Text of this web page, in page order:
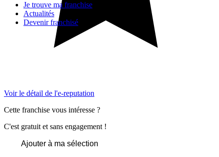
Je trouve ma franchise
Actualités
Devenir franchisé
Voir le détail de l'e-reputation
Cette franchise vous intéresse ?
C'est gratuit et sans engagement !
Ajouter à ma sélection